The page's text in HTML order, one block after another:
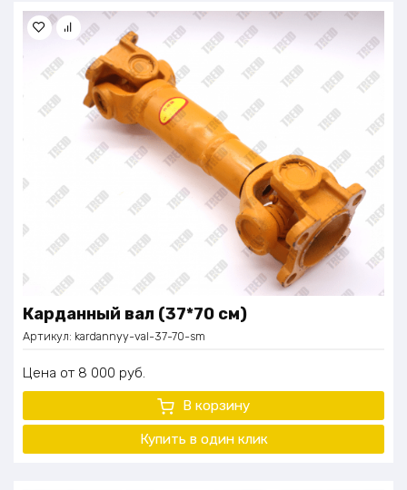
Карданный вал (37*70 см)
Артикул: kardannyy-val-37-70-sm
Цена 8 000 руб.
В корзину
Купить в один клик